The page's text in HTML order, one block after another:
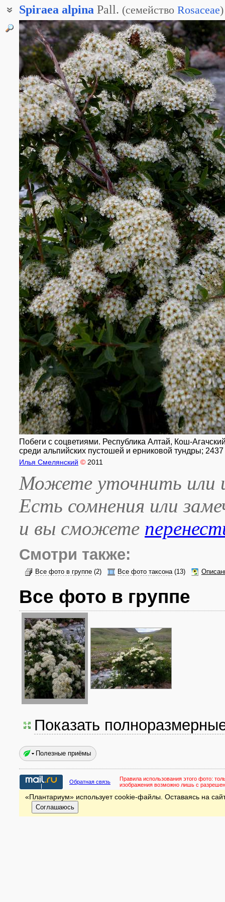
Spiraea alpina Pall. (семейство Rosaceae)
Таволга альпийская
Побеги с соцветиями. Республика Алтай, Кош-
среди альпийских пустошей и ерниковой тундры;
Илья Смелянский © 2011
Можете уточнить или
Есть сомнения или
и вы сможете
Смотри также:
Все фото в группе (2) Все фото таксона(13)
Все фото в группе
Показать
Полезные приёмы
Обратная связь Правила использования этого фото:
изображения возможно лишь с
«Плантариум» использует cookie-файлы. Оставаясь на
Соглашаюсь